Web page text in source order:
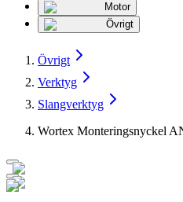
Motor
Övrigt
Övrigt
Verktyg
Slangverktyg
Wortex Monteringsnyckel